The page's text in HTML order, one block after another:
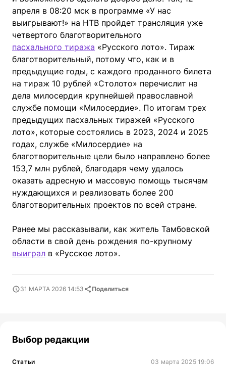
апреля в 08:20 мск в программе «У нас
выигрывают!» на НТВ пройдет трансляция уже
четвертого благотворительного
пасхального тиража «Русского лото». Тираж
благотворительный, потому что, как и в
предыдущие годы, с каждого проданного билета
на тираж 10 рублей «Столото» перечислит на
дела милосердия крупнейшей православной
службе помощи «Милосердие». По итогам трех
предыдущих пасхальных тиражей «Русского
лото», которые состоялись в 2023, 2024 и 2025
годах, службе «Милосердие» на
благотворительные цели было направлено более
153,7 млн рублей, благодаря чему удалось
оказать адресную и массовую помощь тысячам
нуждающихся и реализовать более 200
благотворительных проектов по всей стране.
Ранее мы рассказывали, как житель Тамбовской
области в свой день рождения по-крупному
выиграл в «Русское лото».
31 МАРТА 2026 14:53 Поделиться
Выбор редакции
Статьи 03 марта 2025 19:06